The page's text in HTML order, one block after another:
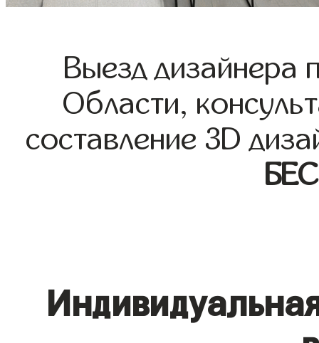
Выезд дизайнера
Области,
составление 3D